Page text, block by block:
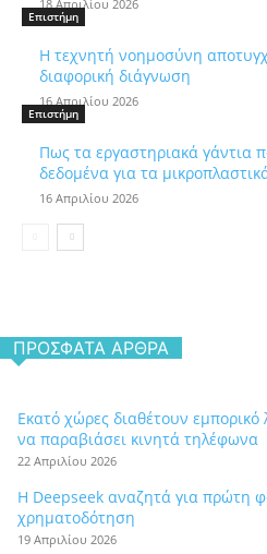
18 Απριλίου 2026
Επιστήμη
Η τεχνητή νοημοσύνη
διαφορική διάγνωση
16 Απριλίου 2026
Επιστήμη
Πως τα εργαστηριακά γάντια
δεδομένα για τα
16 Απριλίου 2026
ΠΡΌΣΦΑΤΑ ΆΡΘΡΑ
Εκατό χώρες διαθέτουν εμπορικό
να παραβιάσει κινητά τηλέφωνα
22 Απριλίου 2026
Η Deepseek αναζητά για πρώτη
χρηματοδότηση
19 Απριλίου 2026